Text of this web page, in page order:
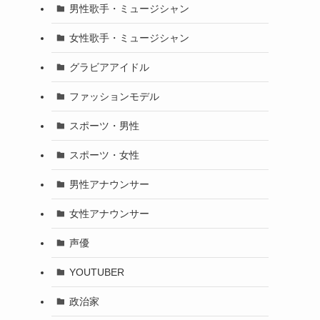
男性歌手・ミュージシャン
女性歌手・ミュージシャン
グラビアアイドル
ファッションモデル
スポーツ・男性
スポーツ・女性
男性アナウンサー
女性アナウンサー
声優
YOUTUBER
政治家